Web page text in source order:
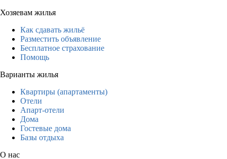
Хозяевам жилья
Как сдавать жильё
Разместить объявление
Бесплатное страхование
Помощь
Варианты жилья
Квартиры (апартаменты)
Отели
Апарт-отели
Дома
Гостевые дома
Базы отдыха
О нас